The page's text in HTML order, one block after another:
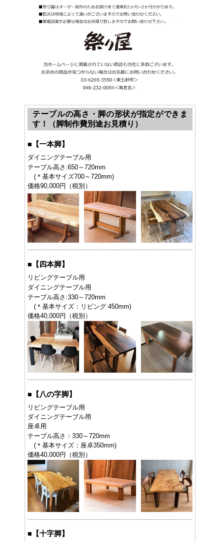
テーブルの高さ・脚の形状が指定ができま
す！（脚制作費別途お見積り）
■ 【一本脚】
ダイニングテーブル用
テーブル高さ:650～720mm
(＊基本サイズ700～720mm)
価格90,000円（税別）
■ 【四本脚】
リビングテーブル用
ダイニングテーブル用
テーブル高さ:330～720mm
(＊基本サイズ：リビング 450mm)
価格40,000円（税別）
■ 【八の字脚】
リビングテーブル用
ダイニングテーブル用
座卓用
テーブル高さ：330～720mm
(＊基本サイズ：座卓350mm)
価格40,000円（税別）
■ 【十字脚】